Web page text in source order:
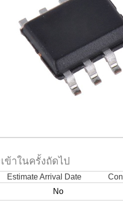
ข้าในครั้งถัดไป
Estimate Arrival Date
No